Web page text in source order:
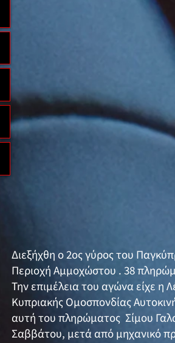
Διεξήχθη ο 2ος γύρος του
Περιοχή Αμμοχώστου . 38
Την επιμέλεια του αγώνα είχε η
Κυπριακής Ομοσπονδίας
αυτή του πληρώματος Σίμου
Σαββάτου, μετά από μηχανικό